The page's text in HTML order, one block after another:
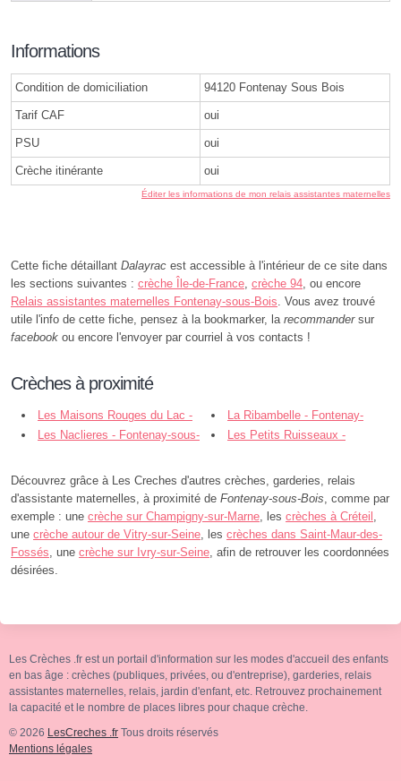
Informations
Condition de domiciliation 94120 Fontenay Sous Bois
Tarif CAF oui
PSU oui
Crèche itinérante oui
Éditer les informations de mon relais assistantes maternelles
Cette fiche détaillant Dalayrac est accessible à l'intérieur de ce site dans
les sections suivantes : crèche Île-de-France, crèche 94, ou encore
Relais assistantes maternelles Fontenay-sous-Bois. Vous avez trouvé
utile l'info de cette fiche, pensez à la bookmarker, la recommandersur
facebook ou encore l'envoyer par courriel à vos contacts !
Crèches à proximité
Les Maisons Rouges du Lac -
Fontenay-sous-Bois
La Ribambelle - Fontenay-
sous-Bois
Les Naclieres - Fontenay-sous-
Les Petits Ruisseaux -
Découvrez grâce à Les Creches d'autres crèches, garderies, relais
d'assistante maternelles, à proximité de Fontenay-sous-Bois, comme par
exemple : une crèche sur Champigny-sur-Marne, les crèches à Créteil ,
une crèche autour de Vitry-sur-Seine, les crèches dans Saint-Maur-des-
Fossés, une crèche sur Ivry-sur-Seine, afin de retrouver les coordonnées
désirées.
Les Crèches .fr est un portail d'information sur les modes d'accueil des enfants
en bas âge : crèches (publiques, privées, ou d'entreprise), garderies, relais
assistantes maternelles, relais, jardin d'enfant, etc. Retrouvez prochainement
la capacité et le nombre de places libres pour chaque crèche.
© 2026 LesCreches .fr Tous droits réservés
Mentions légales